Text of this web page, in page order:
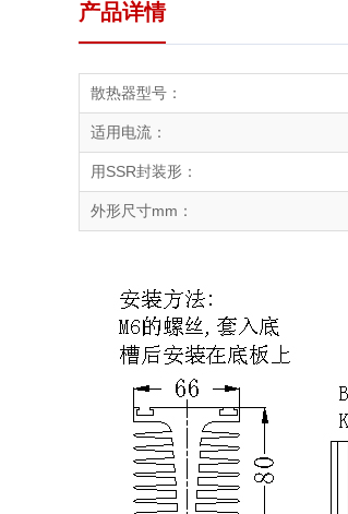
产品详情
散热器型号：
适用电流：
用SSR封装形：
外形尺寸mm：